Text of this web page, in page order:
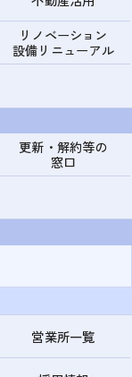
リノベーション
設備リニューアル
更新・解約等の
窓口
営業所一覧